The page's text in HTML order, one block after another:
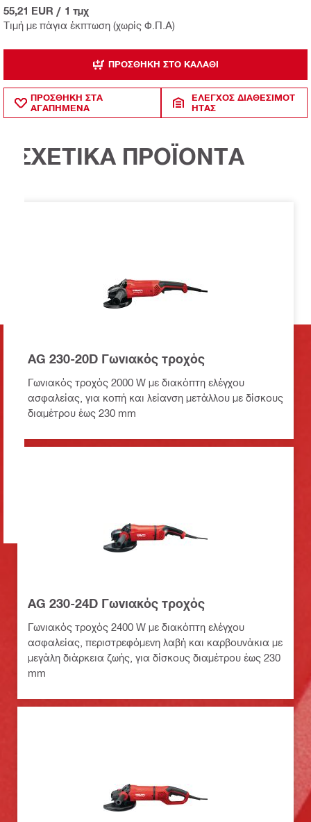
Τιμή με πάγια έκπτωση (χωρίς Φ.Π.Α)
55,21 EUR / 1 τμχ
ΠΡΟΣΘΉΚΗ ΣΤΟ ΚΑΛΆΘΙ
ΠΡΟΣΘΗΚΗ ΣΤΑ
ΑΓΑΠΗΜΕΝΑ
ΈΛΕΓΧΟΣ ΔΙΑΘΕΣΙΜΌΤ
ΗΤΑΣ
ΣΧΕΤΙΚΑ ΠΡΟΪΟΝΤΑ
AG 230-20D Γωνιακός τροχός
Γωνιακός τροχός 2000 W με διακόπτη ελέγχου
ασφαλείας, για κοπή και λείανση μετάλλου με δίσκους
διαμέτρου έως 230 mm
AG 230-24D Γωνιακός τροχός
Γωνιακός τροχός 2400 W με διακόπτη ελέγχου
ασφαλείας, περιστρεφόμενη λαβή και καρβουνάκια με
μεγάλη διάρκεια ζωής, για δίσκους διαμέτρου έως 230
mm